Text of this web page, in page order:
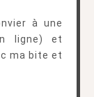
à une
ligne) et
ma bite et